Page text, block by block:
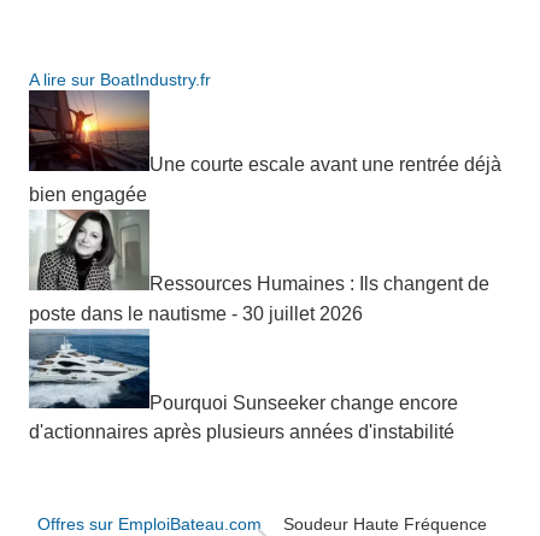
A lire sur BoatIndustry.fr
Une courte escale avant une rentrée déjà
bien engagée
Ressources Humaines : Ils changent de
poste dans le nautisme - 30 juillet 2026
Pourquoi Sunseeker change encore
d'actionnaires après plusieurs années d'instabilité
Offres sur EmploiBateau.com
Soudeur Haute Fréquence